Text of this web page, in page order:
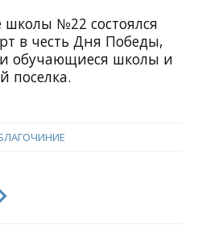
школы №22 состоялся
в честь Дня Победы,
обучающиеся школы и
поселка.